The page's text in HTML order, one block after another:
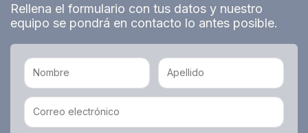
Rellena el formulario con tus datos y nuestro
equipo se pondrá en contacto lo antes posible.